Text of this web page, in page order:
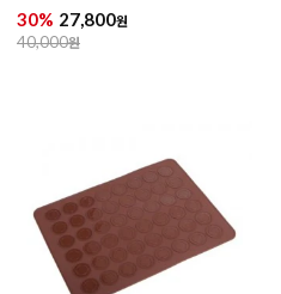
30% 27,800원
40,000원